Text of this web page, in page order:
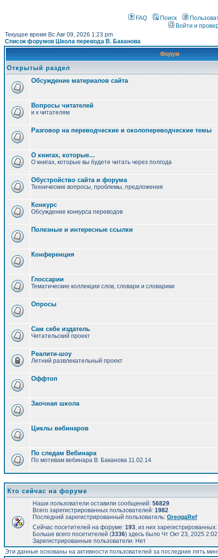
FAQ Поиск
Войти и
Текущее время Вс Авг 09, 2026 1:23 pm
Список форумов Школа перевода В. Баканова
Форум
Открытый раздел
Обсуждение материалов сайта
Вопросы читателей
и к читателям
Разговор на переводческие и околопереводческие темы
О книгах, которые...
О книгах, которые вы будете читать через полгода
Обустройство сайта и форума
Технические вопросы, проблемы, предложения
Конкурс
Обсуждение конкурса переводов
Полезные и интересные ссылки
Конференция
Глоссарии
Тематические коллекции слов, словари и словарики
Опросы
Сам себе издатель
Читательский проект
Реалити-шоу
Летний развлекательный проект
Оффтоп
Заочная школа
Циклы вебинаров
По следам Вебинара
По мотивам вебинара В. Баканова 11.02.14
Кто сейчас на форуме
Наши пользователи оставили сообщений: 56829
Всего зарегистрированных пользователей: 1982
Последний зарегистрированный пользователь: GreogaRef
Сейчас посетителей на форуме: 193, из них
Больше всего посетителей (3336) здесь было Чт Окт 23, 2025
Зарегистрированные пользователи: Нет
Эти данные основаны на активности пользователей за последние пять